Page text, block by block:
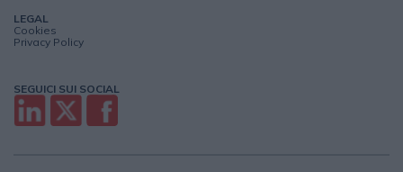
LEGAL
Cookies
Privacy Policy
SEGUICI SUI SOCIAL